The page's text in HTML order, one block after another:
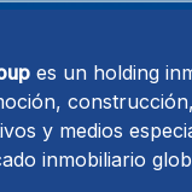
es un holding
y medios
inmobiliario